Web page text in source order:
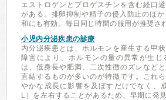
エストロゲンとプロゲスチンを含む経口
がある。排卵抑制や精子の侵入防止のほ
和にも有効。毎日同じ時間の服用が推奨さ
小児内分泌疾患の診療
内分泌疾患とは、ホルモンを産生する甲
障害により、ホルモンの量の異常が生じ
は、低身長や肥満、二次性徴のズレなど
直結するものが多いのが特徴です。これ
やかな成長に影響を及ぼすだけでなく、
L）を左右することがあるため、早期に発